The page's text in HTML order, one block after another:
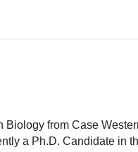
Biology from Case
a Ph.D. Candidate in